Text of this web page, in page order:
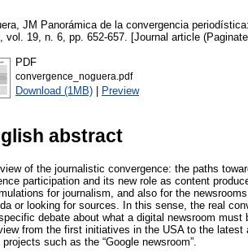
JM Panorámica de la convergencia
vol. 19, n. 6, pp. 652-657. [Journal article
PDF
convergence_noguera.pdf
Download (1MB) | Preview
abstract
of the journalistic convergence: the paths
participation and its new role as content
for journalism, and also for the
or looking for sources. In this sense, the real
debate about what a digital newsroom
from the first initiatives in the USA to the latest
projects such as the “Google newsroom”.